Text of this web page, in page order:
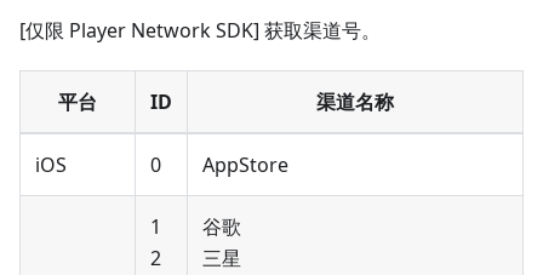
[仅限 Player Network SDK] 获取渠道号。
平台 ID 渠道名称
iOS 0 AppStore
1
2
谷歌
三星